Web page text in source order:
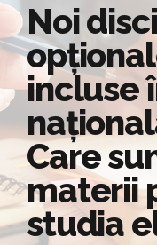
Noi
incluse
Care
materii
studia